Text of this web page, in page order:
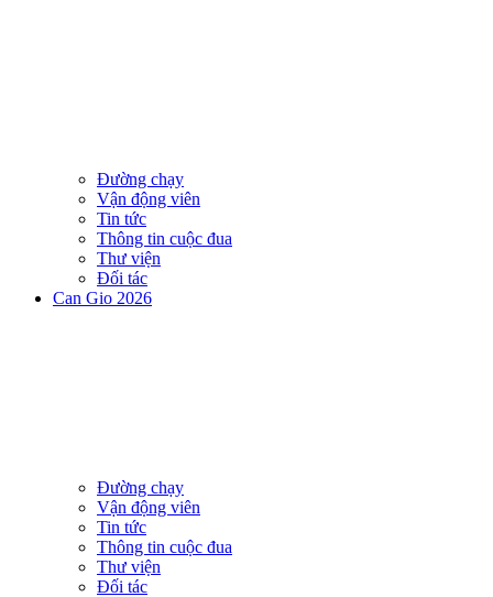
Đường chạy
Vận động viên
Tin tức
Thông tin cuộc đua
Thư viện
Đối tác
Can Gio 2026
Đường chạy
Vận động viên
Tin tức
Thông tin cuộc đua
Thư viện
Đối tác